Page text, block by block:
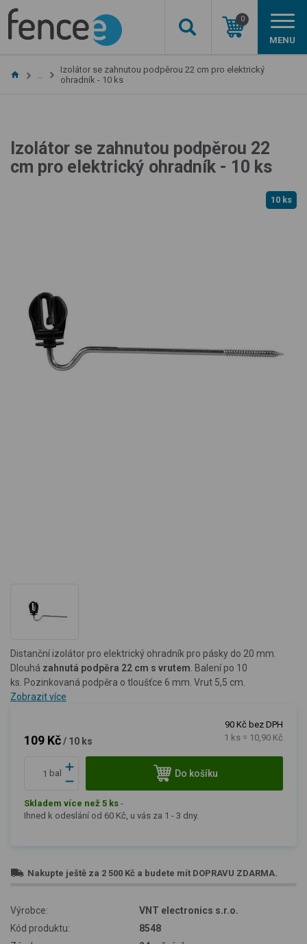
0
MENU
…
Izolátor se zahnutou podpěrou 22 cm pro elektrický
ohradník - 10 ks
Izolátor se zahnutou podpěrou 22
cm pro elektrický ohradník - 10 ks
10 ks
Distanční izolátor pro elektrický ohradník pro pásky do 20 mm.
Dlouhá zahnutá podpěra 22 cm s vrutem . Balení po 10
ks. Pozinkovaná podpěra o tloušťce 6 mm. Vrut 5,5 cm.
Zobrazit více
109 Kč/ 10 ks
90 Kč bez DPH
1 ks = 10,90 Kč
bal Do košíku
Skladem více než 5 ks -
Ihned k odeslání od 60 Kč, u vás za 1 - 3 dny.
Nakupte ještě za 2 500 Kč a budete mít DOPRAVU ZDARMA.
Výrobce:
VNT electronics s.r.o.
Kód produktu:
8548